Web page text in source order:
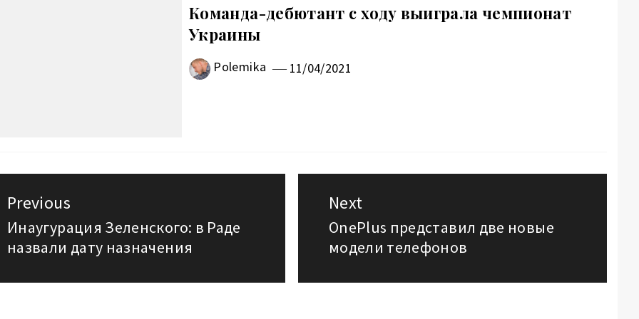
Команда-дебютант с ходу выиграла чемпионат
Украины
Polemika 11/04/2021
Previous
Previous
post:
Инаугурация Зеленского: в Раде
назвали дату назначения
Next
Next
post:
OnePlus представил две новые
модели телефонов